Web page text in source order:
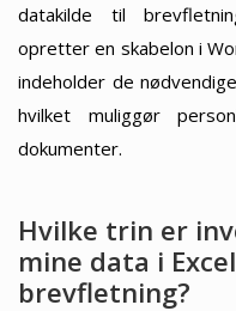
datakilde til
opretter en skabelon i
indeholder de
hvilket muliggør
dokumenter.
Hvilke trin er
mine data i
brevfletning?